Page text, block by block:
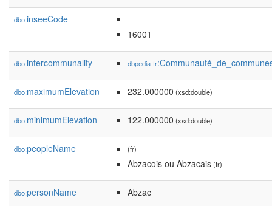
dbo:inseeCode
16001
dbo:intercommunality dbpedia-fr
dbo:maximumElevation 232.000000 (xsd:double)
dbo:minimumElevation 122.000000 (xsd:double)
dbo:peopleName (fr)
Abzacois ou Abzacais(fr)
dbo:personName Abzac